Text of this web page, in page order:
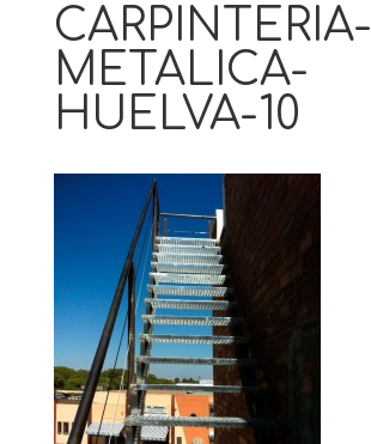
CARPINTERIA-
METALICA-
HUELVA-10